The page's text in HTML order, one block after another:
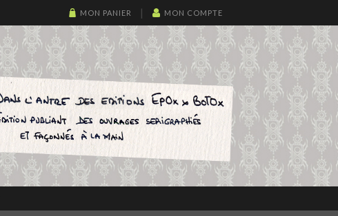
MON COMPTE
MON PANIER